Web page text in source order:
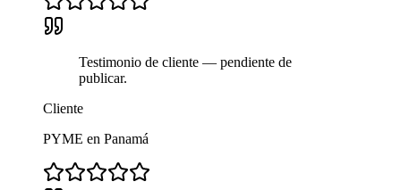
Testimonio de cliente — pendiente de
publicar.
Cliente
PYME en Panamá